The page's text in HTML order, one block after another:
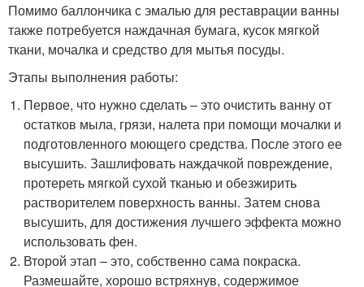
Помимо баллончика с эмалью для реставрации ванны
также потребуется наждачная бумага, кусок мягкой
ткани, мочалка и средство для мытья посуды.
Этапы выполнения работы:
Первое, что нужно сделать – это очистить ванну от
остатков мыла, грязи, налета при помощи мочалки и
подготовленного моющего средства. После этого ее
высушить. Зашлифовать наждачкой повреждение,
протереть мягкой сухой тканью и обезжирить
растворителем поверхность ванны. Затем снова
высушить, для достижения лучшего эффекта можно
использовать фен.
Второй этап – это, собственно сама покраска.
Размешайте, хорошо встряхнув, содержимое